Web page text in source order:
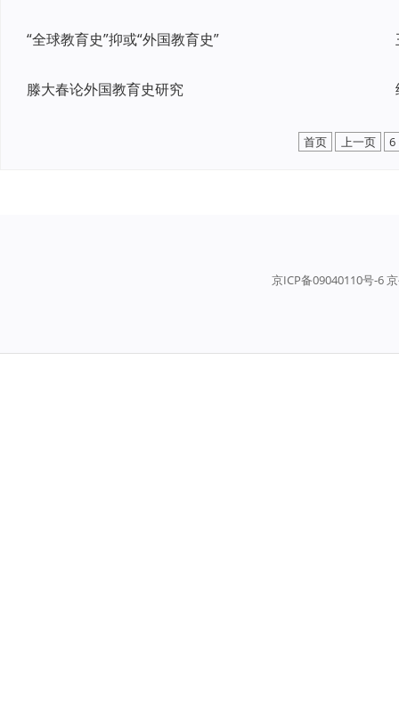
“全球教育史”抑或“外国教育史”
滕大春论外国教育史研究
首页 上一页 6
京ICP备09040110号-6